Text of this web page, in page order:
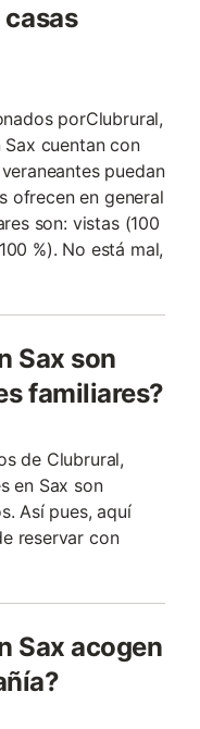
porClubrural,
Sax cuentan con
puedan
ofrecen en general
son: vistas (100
%). No está mal,
Sax son
familiares?
de Clubrural,
en Sax son
Así pues, aquí
reservar con
Sax acogen